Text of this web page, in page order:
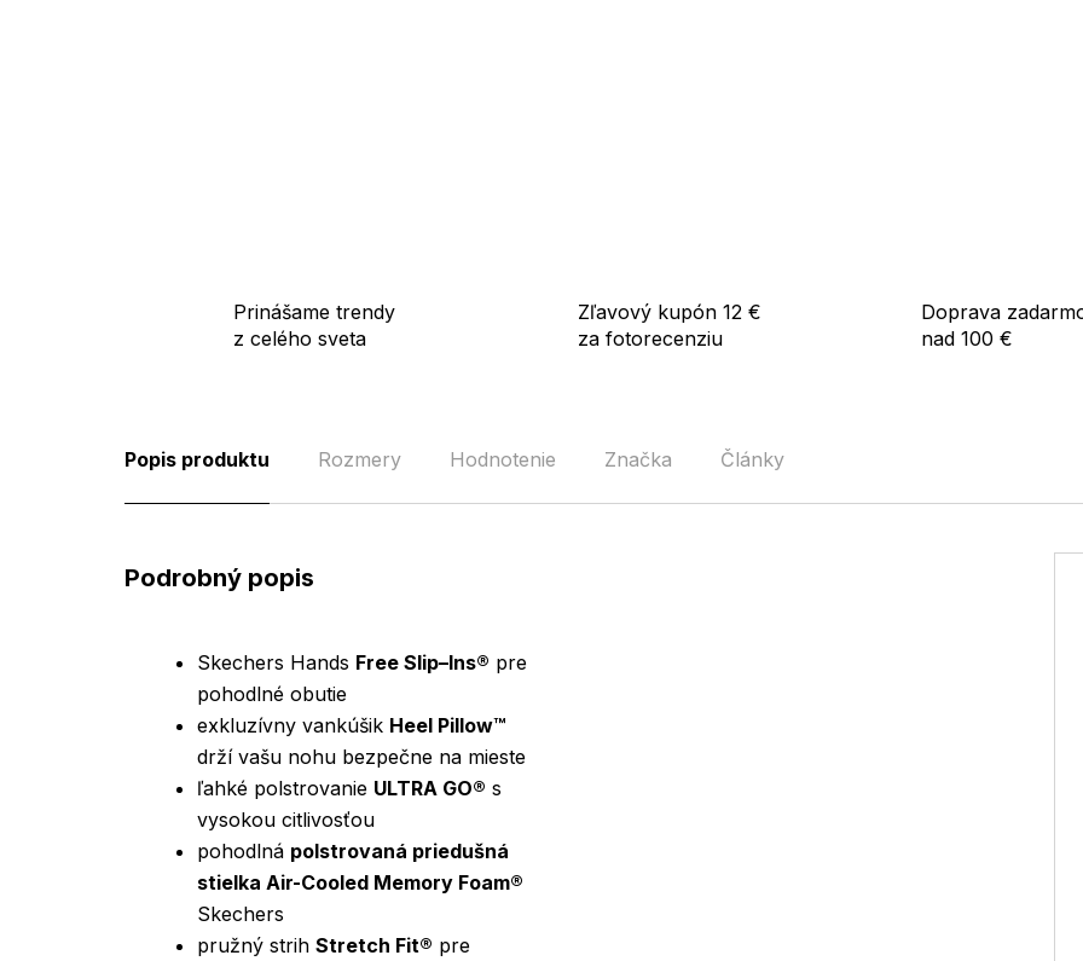
Prinášame trendy
z celého sveta
Zľavový kupón 12 €
za fotorecenziu
Doprava
nad 100 €
Popis produktu Rozmery Hodnotenie Značka Články
Podrobný popis
Skechers Hands Free Slip–Ins® pre
pohodlné obutie
exkluzívny vankúšik Heel Pillow™
drží vašu nohu bezpečne na mieste
ľahké polstrovanie ULTRA GO® s
vysokou citlivosťou
pohodlná polstrovaná priedušná
stielka Air-Cooled Memory Foam®
Skechers
pružný strih Stretch Fit® pre